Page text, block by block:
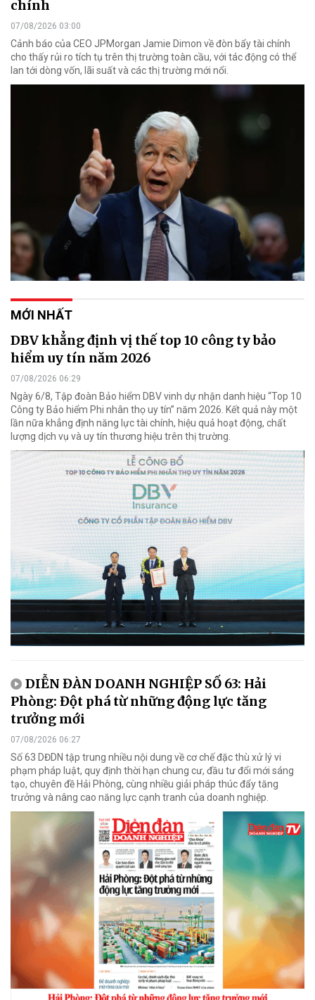
chính
07/08/2026 03:00
Cảnh báo của CEO JPMorgan Jamie Dimon về đòn bẩy tài chính
cho thấy rủi ro tích tụ trên thị trường toàn cầu, với tác động có thể
lan tới dòng vốn, lãi suất và các thị trường mới nổi.
MỚI NHẤT
DBV khẳng định vị thế top 10 công ty bảo
hiểm uy tín năm 2026
07/08/2026 06:29
Ngày 6/8, Tập đoàn Bảo hiểm DBV vinh dự nhận danh hiệu “Top 10
Công ty Bảo hiểm Phi nhân thọ uy tín” năm 2026. Kết quả này một
lần nữa khẳng định năng lực tài chính, hiệu quả hoạt động, chất
lượng dịch vụ và uy tín thương hiệu trên thị trường.
DIỄN ĐÀN DOANH NGHIỆP SỐ 63: Hải
Phòng: Đột phá từ những động lực tăng
trưởng mới
07/08/2026 06:27
Số 63 DĐDN tập trung nhiều nội dung về cơ chế đặc thù xử lý vi
phạm pháp luật, quy định thời hạn chung cư, đầu tư đổi mới sáng
tạo, chuyên đề Hải Phòng, cùng nhiều giải pháp thúc đẩy tăng
trưởng và nâng cao năng lực cạnh tranh của doanh nghiệp.